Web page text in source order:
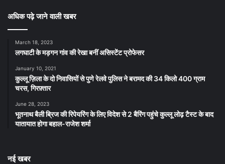
अधिक पढ़े जाने वाली खबर
March 18, 2023
लगघाटी के मड़गन गांव की रेखा बनीं असिस्टेंट प्रोफेसर
January 10, 2021
कुल्लू ज़िला के दो निवासियों से पुणे रेलवे पुलिस ने बरामद की 34 किलो 400 ग्राम
चरस, गिरफ़्तार
June 28, 2023
भूतनाथ बैली ब्रिज की रिपेयरिंग के लिए विदेश से 2 बैरिंग पहुंचे कुल्लू लोढ़ टैस्ट के बाद
यातायात होगा बहाल-राजेश शर्मा
नई खबर